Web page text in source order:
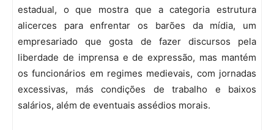
estadual, o que mostra que a categoria estrutura
alicerces para enfrentar os barões da mídia, um
empresariado que gosta de fazer discursos pela
liberdade de imprensa e de expressão, mas mantém
os funcionários em regimes medievais, com jornadas
excessivas, más condições de trabalho e baixos
salários, além de eventuais assédios morais.